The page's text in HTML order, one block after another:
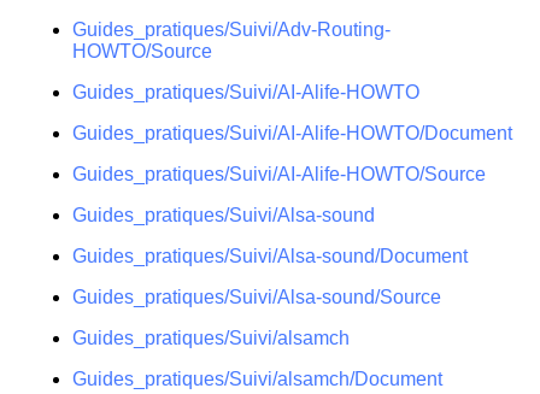
Guides_pratiques/Suivi/Adv-Routing-
HOWTO/Source
Guides_pratiques/Suivi/AI-Alife-HOWTO
Guides_pratiques/Suivi/AI-Alife-HOWTO/Document
Guides_pratiques/Suivi/AI-Alife-HOWTO/Source
Guides_pratiques/Suivi/Alsa-sound
Guides_pratiques/Suivi/Alsa-sound/Document
Guides_pratiques/Suivi/Alsa-sound/Source
Guides_pratiques/Suivi/alsamch
Guides_pratiques/Suivi/alsamch/Document